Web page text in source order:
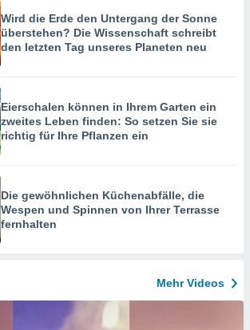
Wird die Erde den Untergang der Sonne
überstehen? Die Wissenschaft schreibt
den letzten Tag unseres Planeten neu
Eierschalen können in Ihrem Garten ein
zweites Leben finden: So setzen Sie sie
richtig für Ihre Pflanzen ein
Die gewöhnlichen Küchenabfälle, die
Wespen und Spinnen von Ihrer Terrasse
fernhalten
Mehr Videos